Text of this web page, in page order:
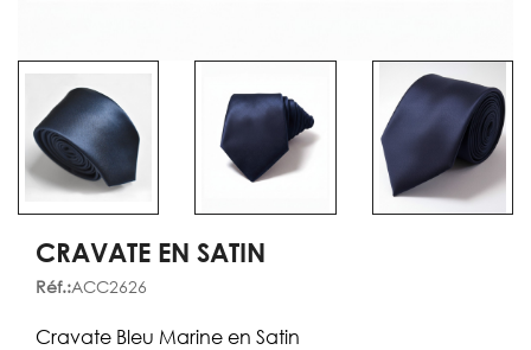
CRAVATE EN SATIN
Réf.:ACC2626
Cravate Bleu Marine en Satin